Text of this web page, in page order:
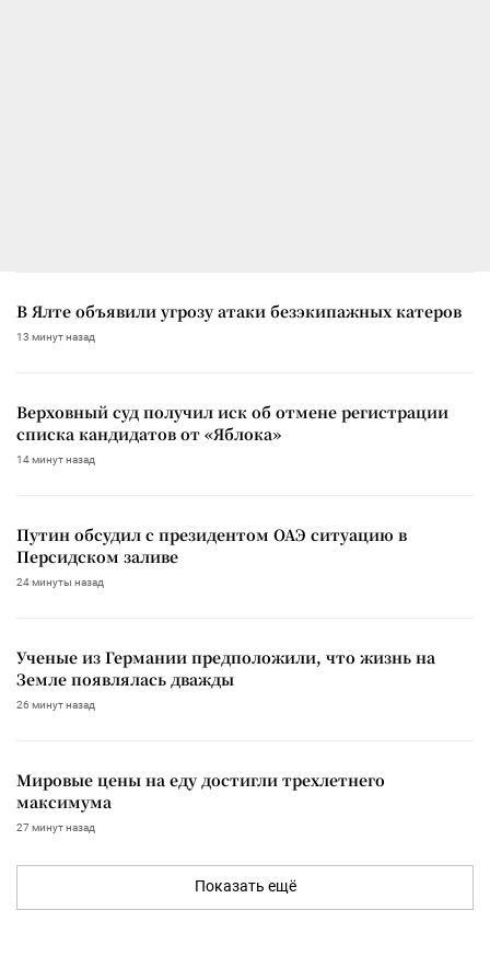
В Ялте объявили угрозу атаки безэкипажных катеров
13 минут назад
Верховный суд получил иск об отмене регистрации
списка кандидатов от «Яблока»
14 минут назад
Путин обсудил с президентом ОАЭ ситуацию в
Персидском заливе
24 минуты назад
Ученые из Германии предположили, что жизнь на
Земле появлялась дважды
26 минут назад
Мировые цены на еду достигли трехлетнего
максимума
27 минут назад
Показать ещё